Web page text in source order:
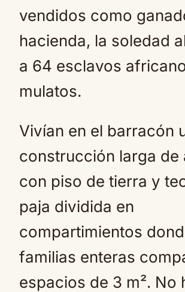
vendidos como
hacienda, la soledad
a 64 esclavos
mulatos.
Vivían en el barracón
construcción larga de
con piso de tierra y
paja dividida en
compartimientos
familias enteras
espacios de 3 m². No